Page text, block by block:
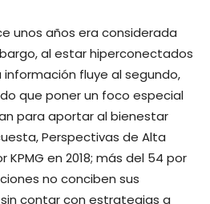
unos años era considerada
al estar hiperconectados
fluye al segundo,
que poner un foco especial
para aportar al bienestar
Perspectivas de Alta
en 2018; más del 54 por
no conciben sus
contar con estrategias a